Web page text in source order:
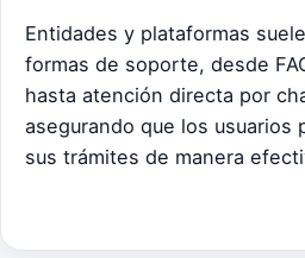
Entidades y plataformas
formas de soporte, desde
hasta atención directa por
asegurando que los usuarios
sus trámites de manera